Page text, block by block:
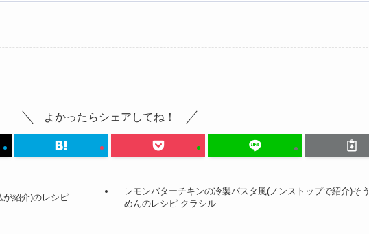
よかったらシェアしてね！
が紹介)のレシピ
レモンバターチキンの冷製パスタ風(ノンストップで紹介)そう
めんのレシピ クラシル